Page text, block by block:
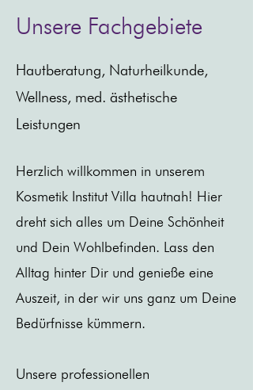
Unsere Fachgebiete
Hautberatung, Naturheilkunde,
Wellness, med. ästhetische
Leistungen
Herzlich willkommen in unserem
Kosmetik Institut Villa hautnah! Hier
dreht sich alles um Deine Schönheit
und Dein Wohlbefinden. Lass den
Alltag hinter Dir und genieße eine
Auszeit, in der wir uns ganz um Deine
Bedürfnisse kümmern.
Unsere professionellen